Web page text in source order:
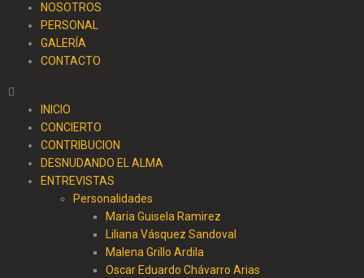
NOSOTROS
PERSONAL
GALERÍA
CONTACTO
INICIO
CONCIERTO
CONTRIBUCION
DESNUDANDO EL ALMA
ENTREVISTAS
Personalidades
Maria Guisela Ramirez
Liliana Vásquez Sandoval
Malena Grillo Ardila
Oscar Eduardo Chávarro Arias